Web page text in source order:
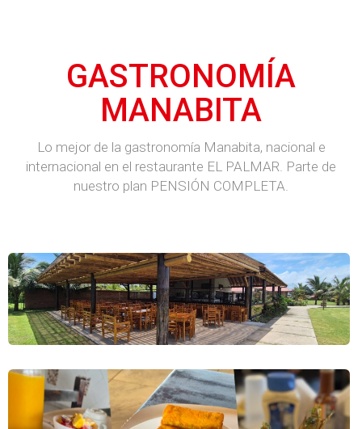
GASTRONOMÍA
MANABITA
Lo mejor de la gastronomía Manabita, nacional e
internacional en el restaurante EL PALMAR. Parte de
nuestro plan PENSIÓN COMPLETA.